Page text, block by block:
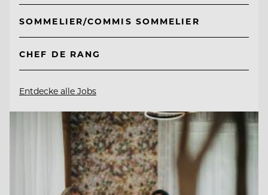
SOMMELIER/COMMIS SOMMELIER
CHEF DE RANG
Entdecke alle Jobs